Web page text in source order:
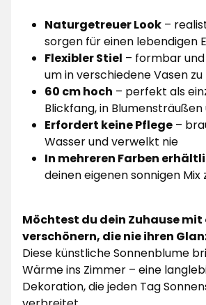
Naturgetreuer Look –
sorgen für einen lebendigen
Flexibler Stiel – formbar
um in verschiedene Vasen
60 cm hoch – perfekt als
Blickfang, in
Erfordert keine Pflege –
Wasser und verwelkt nie
In mehreren Farben
deinen eigenen sonnigen Mix
Möchtest du dein Zuhause mit
verschönern, die nie ihren
Diese künstliche Sonnenblume
Wärme ins Zimmer – eine
Dekoration, die jeden Tag